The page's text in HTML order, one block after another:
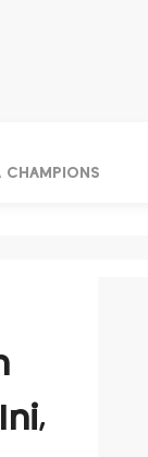
CHAMPIONS